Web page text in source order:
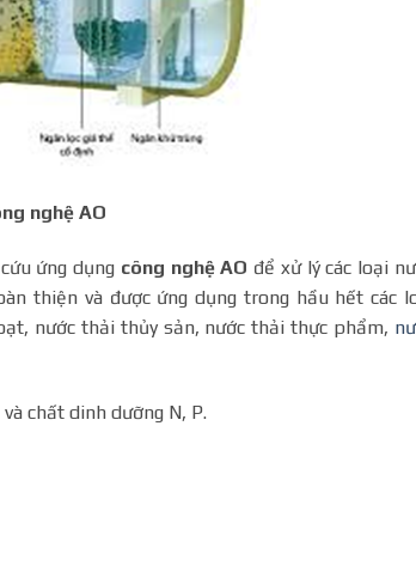
nghệ AO
ứng dụng công nghệ AO để xử lý các loại
thiện và được ứng dụng trong hầu hết các
nước thải thủy sản, nước thải thực phẩm,
chất dinh dưỡng N, P.